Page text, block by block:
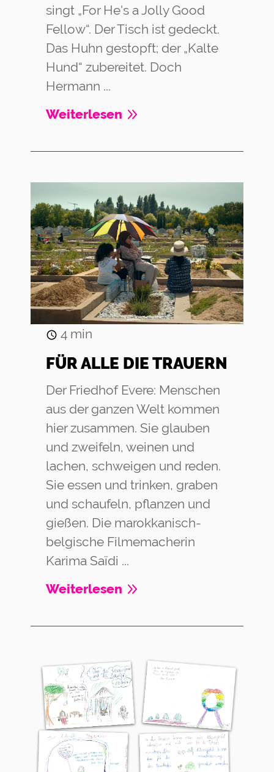
singt „For He's a Jolly Good
Fellow“. Der Tisch ist gedeckt.
Das Huhn gestopft; der „Kalte
Hund“ zubereitet. Doch
Hermann ...
Weiterlesen
4 min
FÜR ALLE DIE TRAUERN
Der Friedhof Evere: Menschen
aus der ganzen Welt kommen
hier zusammen. Sie glauben
und zweifeln, weinen und
lachen, schweigen und reden.
Sie essen und trinken, graben
und schaufeln, pflanzen und
gießen. Die marokkanisch-
belgische Filmemacherin
Karima Saïdi ...
Weiterlesen